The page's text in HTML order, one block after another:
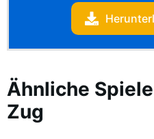
Ähnliche
Zug